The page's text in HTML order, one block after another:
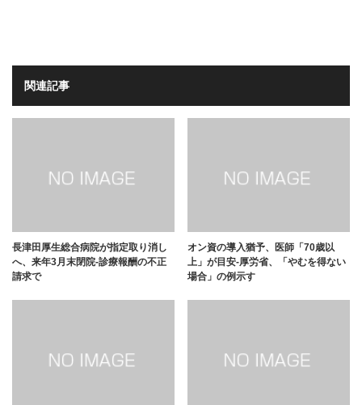
関連記事
長津田厚生総合病院が指定取り消し
へ、来年3月末閉院-診療報酬の不正
請求で
オン資の導入猶予、医師「70歳以
上」が目安-厚労省、「やむを得ない
場合」の例示す